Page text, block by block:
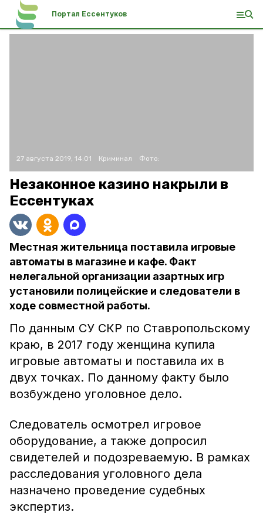
Портал Ессентуков
27 августа 2019, 14:01 Криминал Фото:
Незаконное казино накрыли в
Ессентуках
Местная жительница поставила игровые
автоматы в магазине и кафе. Факт
нелегальной организации азартных игр
установили полицейские и следователи в
ходе совместной работы.
По данным СУ СКР по Ставропольскому
краю, в 2017 году женщина купила
игровые автоматы и поставила их в
двух точках. По данному факту было
возбуждено уголовное дело.
Следователь осмотрел игровое
оборудование, а также допросил
свидетелей и подозреваемую. В рамках
расследования уголовного дела
назначено проведение судебных
экспертиз.